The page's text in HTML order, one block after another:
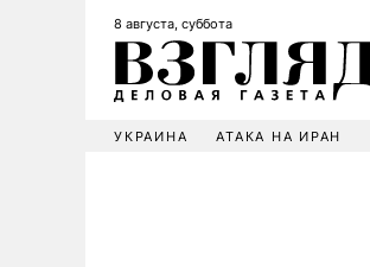
8 августа, суббота
УКРАИНА АТАКА НА ИРАН